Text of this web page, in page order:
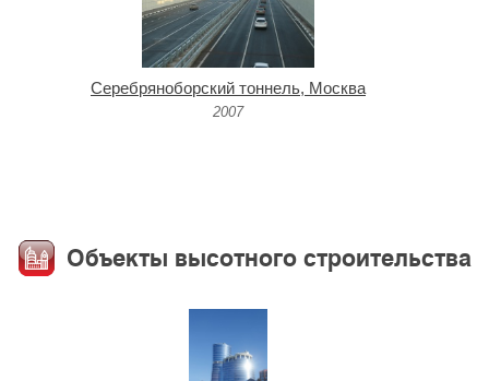
Серебряноборский тоннель, Москва
2007
Объекты высотного строительства